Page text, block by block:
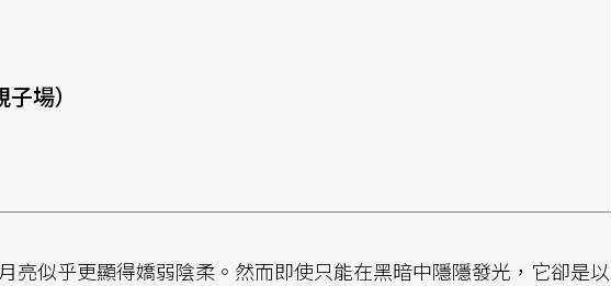
場）
亮似乎更顯得嬌弱陰柔。然而即使只能在黑暗中隱隱發光，它卻是以